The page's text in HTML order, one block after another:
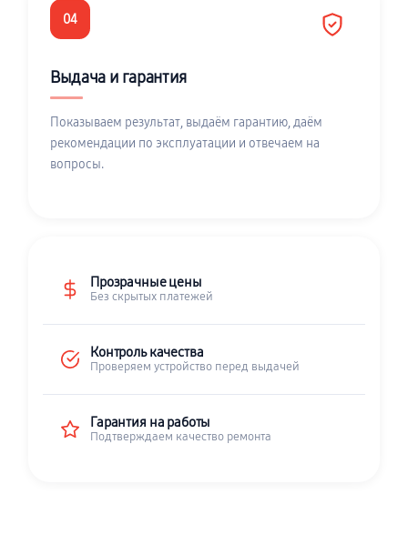
04
Выдача и гарантия
Показываем результат, выдаём гарантию, даём
рекомендации по эксплуатации и отвечаем на
вопросы.
Прозрачные цены
Без скрытых платежей
Контроль качества
Проверяем устройство перед выдачей
Гарантия на работы
Подтверждаем качество ремонта